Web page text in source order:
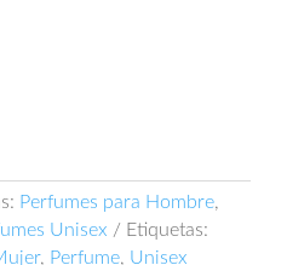
Perfumes para Hombre,
Unisex
Etiquetas:
, Perfume, Unisex